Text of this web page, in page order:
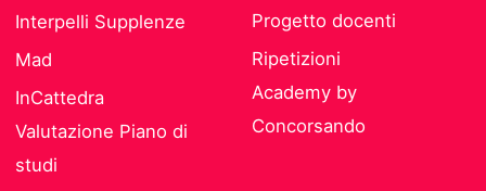
Interpelli Supplenze
Mad
InCattedra
Valutazione Piano di
studi
Progetto docenti
Ripetizioni
Academy by
Concorsando